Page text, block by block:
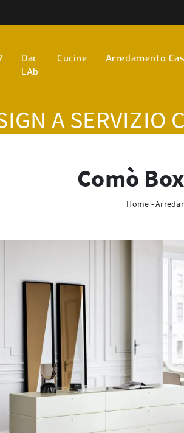
Dac
LAb
Cucine Arredamento
A SERVIZIO
Comò
Home -